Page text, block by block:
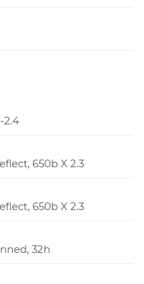
2.4
650b X 2.3
650b X 2.3
32h